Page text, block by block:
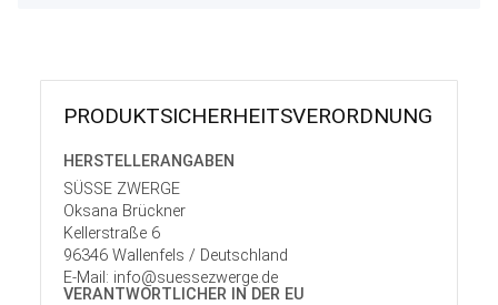
PRODUKT­SICHER­HEITS­VER­ORD­NUNG
HERSTELLER­ANGABEN
SÜSSE ZWERGE
Oksana Brückner
Kellerstraße 6
96346 Wallenfels / Deutschland
E-Mail: info@suessezwerge.de
VERANTWORT­LICHER IN DER EU